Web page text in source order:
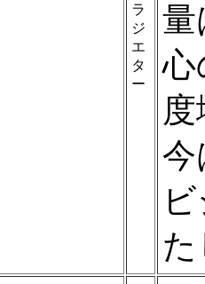
ラ
ジ
エ
タ
ー
量
心